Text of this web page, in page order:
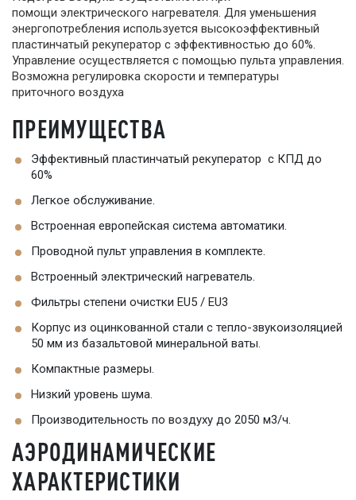
помощи электрического нагревателя. Для уменьшения
энергопотребления используется высокоэффективный
пластинчатый рекуператор с эффективностью до 60%.
Управление осуществляется с помощью пульта управления.
Возможна регулировка скорости и температуры
приточного воздуха
ПРЕИМУЩЕСТВА
Эффективный пластинчатый рекуператор с КПД до
60%
Легкое обслуживание.
Встроенная европейская система автоматики.
Проводной пульт управления в комплекте.
Встроенный электрический нагреватель.
Фильтры степени очистки EU5 / EU3
Корпус из оцинкованной стали с тепло-звукоизоляцией
50 мм из базальтовой минеральной ваты.
Компактные размеры.
Низкий уровень шума.
Производительность по воздуху до 2050 м3/ч.
АЭРОДИНАМИЧЕСКИЕ
ХАРАКТЕРИСТИКИ